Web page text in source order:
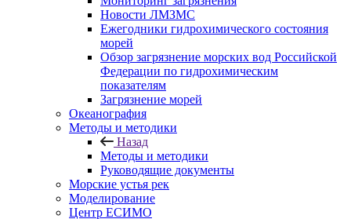
Новости ЛМЗМС
Ежегодники гидрохимического состояния
морей
Обзор загрязнение морских вод Российской
Федерации по гидрохимическим
показателям
Загрязнение морей
Океанография
Методы и методики
Назад
Методы и методики
Руководящие документы
Морские устья рек
Моделирование
Центр ЕСИМО